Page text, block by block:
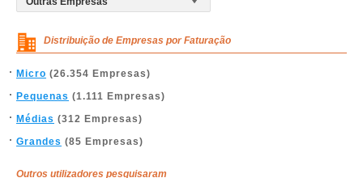
Distribuição de Empresas por Faturação
Micro (26.354 Empresas)
Pequenas (1.111 Empresas)
Médias (312 Empresas)
Grandes (85 Empresas)
Outros utilizadores pesquisaram